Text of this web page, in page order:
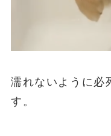
濡れないように必
す。